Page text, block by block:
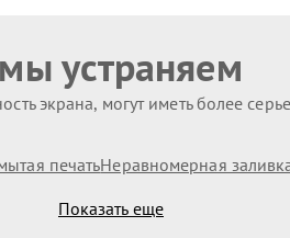
устраняем
экрана, могут иметь более
печатьНеравномерная
Показать еще